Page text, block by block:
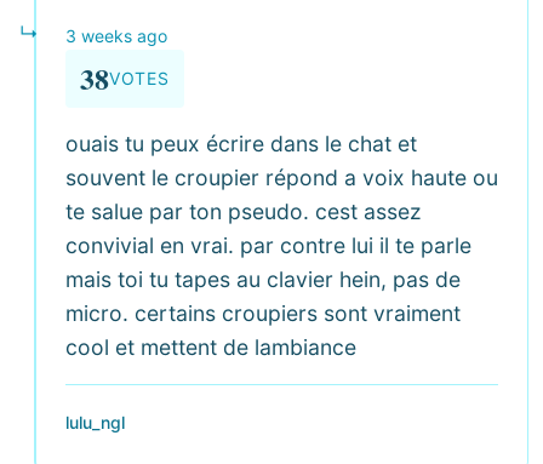
↳ 3 weeks ago
38VOTES
ouais tu peux écrire dans le chat et
souvent le croupier répond a voix haute ou
te salue par ton pseudo. cest assez
convivial en vrai. par contre lui il te parle
mais toi tu tapes au clavier hein, pas de
micro. certains croupiers sont vraiment
cool et mettent de lambiance
lulu_ngl